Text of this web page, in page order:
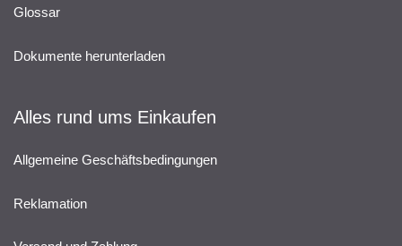
Glossar
Dokumente herunterladen
Alles rund ums Einkaufen
Allgemeine Geschäftsbedingungen
Reklamation